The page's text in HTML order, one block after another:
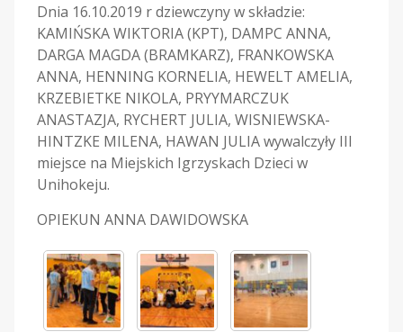
Dnia 16.10.2019 r dziewczyny w składzie:
KAMIŃSKA WIKTORIA (KPT), DAMPC ANNA,
DARGA MAGDA (BRAMKARZ), FRANKOWSKA
ANNA, HENNING KORNELIA, HEWELT AMELIA,
KRZEBIETKE NIKOLA, PRYYMARCZUK
ANASTAZJA, RYCHERT JULIA, WISNIEWSKA-
HINTZKE MILENA, HAWAN JULIA wywalczyły III
miejsce na Miejskich Igrzyskach Dzieci w
Unihokeju.
OPIEKUN ANNA DAWIDOWSKA